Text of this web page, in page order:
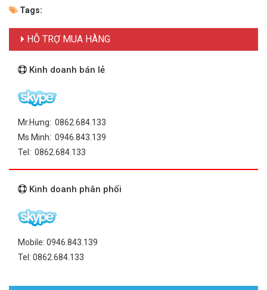
Tags:
HỖ TRỢ MUA HÀNG
Kinh doanh bán lẻ
Mr.Hưng: 0862.684.133
Ms Minh: 0946.843.139
Tel: 0862.684.133
Kinh doanh phân phối
Mobile: 0946.843.139
Tel: 0862.684.133